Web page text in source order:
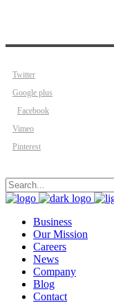
Twitter
Google plus
Facebook
Vimeo
Pinterest
Search
for:
Business
Our Mission
Careers
News
Company
Blog
Contact